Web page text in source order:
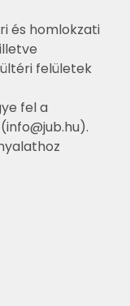
és homlokzati
felületek
fel a
info@jub.hu).